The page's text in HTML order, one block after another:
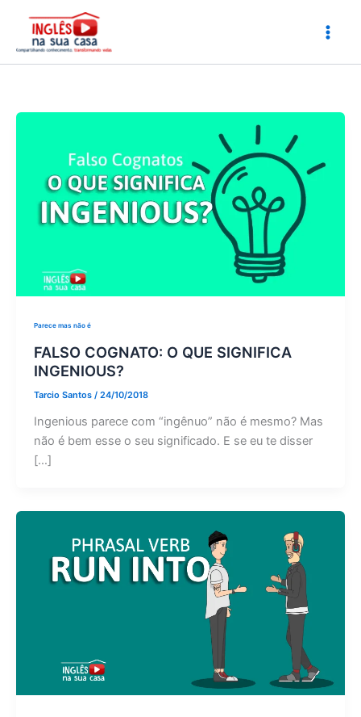
conteúdo
Parece mas não é
FALSO COGNATO: O QUE SIGNIFICA
INGENIOUS?
Tarcio Santos / 24/10/2018
Ingenious parece com “ingênuo” não é mesmo? Mas
não é bem esse o seu significado. E se eu te disser
[…]